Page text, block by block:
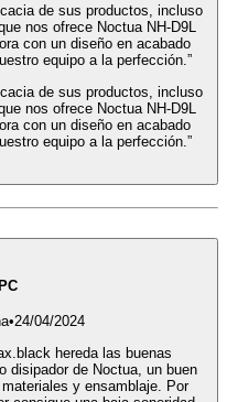
de sus productos, incluso
nos ofrece Noctua NH-D9L
con un diseño en acabado
equipo a la perfección.”
de sus productos, incluso
nos ofrece Noctua NH-D9L
con un diseño en acabado
equipo a la perfección.”
•24/04/2024
hereda las buenas
disipador de Noctua, un buen
y ensamblaje. Por